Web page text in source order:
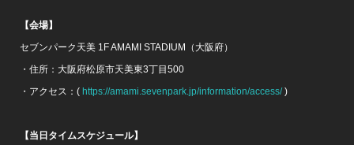
【会場】
セブンパーク天美 1F AMAMI STADIUM（大阪府）
・住所：大阪府松原市天美東3丁目500
・アクセス：( https://amami.sevenpark.jp/information/access/)
【当日タイムスケジュール】